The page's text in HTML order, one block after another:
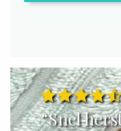
“Snel